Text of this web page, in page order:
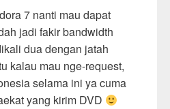
7 nanti mau dapat
jadi fakir bandwidth
dua dengan jatah
kalau mau nge-request,
selama ini ya cuma
yang kirim DVD